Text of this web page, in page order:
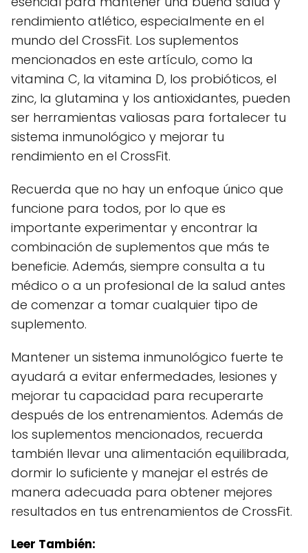
rendimiento atlético, especialmente en el
mundo del CrossFit. Los suplementos
mencionados en este artículo, como la
vitamina C, la vitamina D, los probióticos, el
zinc, la glutamina y los antioxidantes, pueden
ser herramientas valiosas para fortalecer tu
sistema inmunológico y mejorar tu
rendimiento en el CrossFit.
Recuerda que no hay un enfoque único que
funcione para todos, por lo que es
importante experimentar y encontrar la
combinación de suplementos que más te
beneficie. Además, siempre consulta a tu
médico o a un profesional de la salud antes
de comenzar a tomar cualquier tipo de
suplemento.
Mantener un sistema inmunológico fuerte te
ayudará a evitar enfermedades, lesiones y
mejorar tu capacidad para recuperarte
después de los entrenamientos. Además de
los suplementos mencionados, recuerda
también llevar una alimentación equilibrada,
dormir lo suficiente y manejar el estrés de
manera adecuada para obtener mejores
resultados en tus entrenamientos de CrossFit.
Leer También: